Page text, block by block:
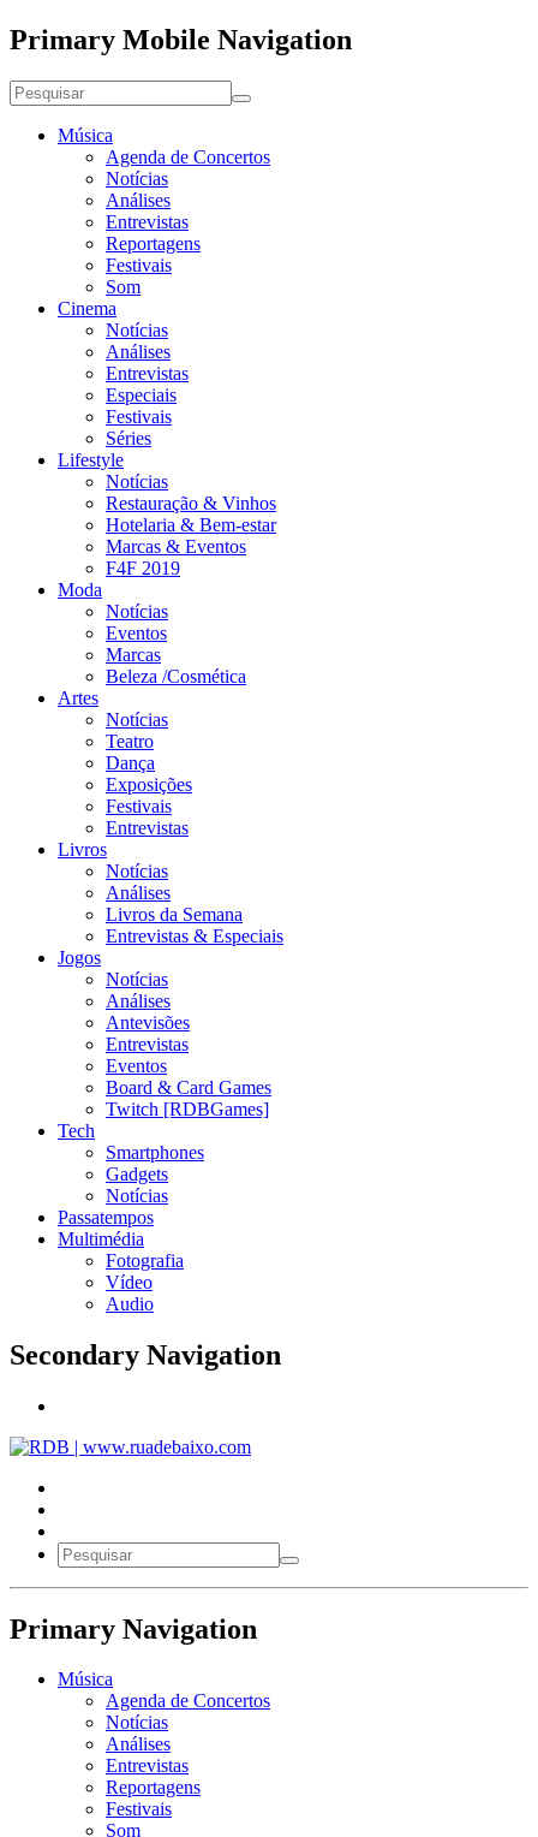
Primary Mobile Navigation
Música
Agenda de Concertos
Notícias
Análises
Entrevistas
Reportagens
Festivais
Som
Cinema
Notícias
Análises
Entrevistas
Especiais
Festivais
Séries
Lifestyle
Notícias
Restauração & Vinhos
Hotelaria & Bem-estar
Marcas & Eventos
F4F 2019
Moda
Notícias
Eventos
Marcas
Beleza /Cosmética
Artes
Notícias
Teatro
Dança
Exposições
Festivais
Entrevistas
Livros
Notícias
Análises
Livros da Semana
Entrevistas & Especiais
Jogos
Notícias
Análises
Antevisões
Entrevistas
Eventos
Board & Card Games
Twitch [RDBGames]
Tech
Smartphones
Gadgets
Notícias
Passatempos
Multimédia
Fotografia
Vídeo
Audio
Secondary Navigation
Primary Navigation
Música
Agenda de Concertos
Notícias
Análises
Entrevistas
Reportagens
Festivais
Som